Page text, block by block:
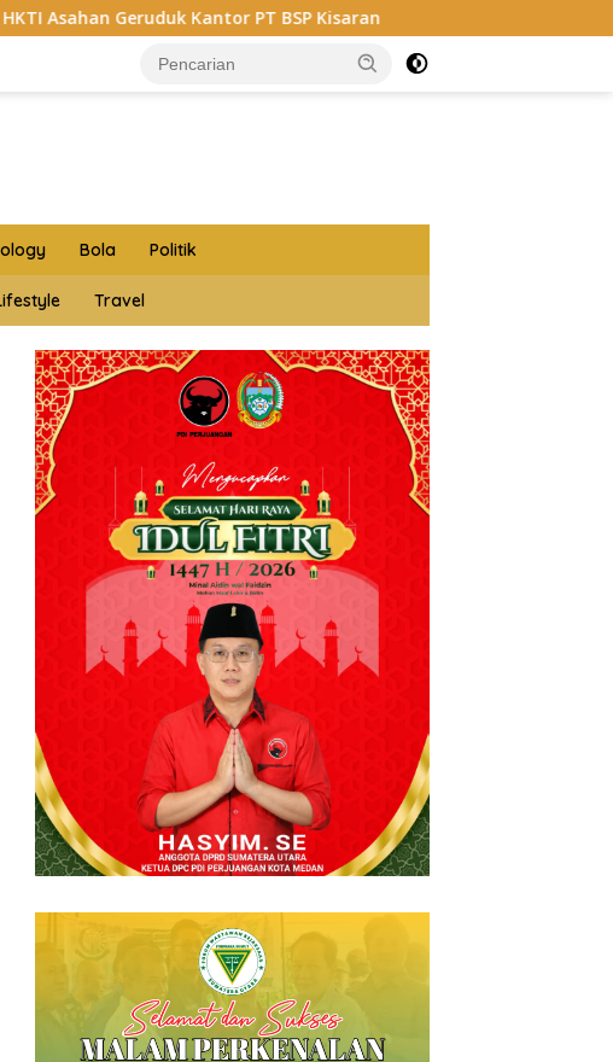
PT BSP Kisaran Budi Yanto SH Dilantik Jadi Ketua
Bola Politik
Travel